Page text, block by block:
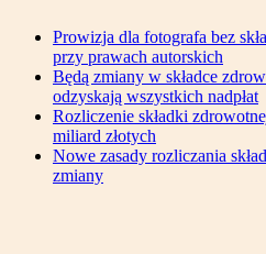
Prowizja dla fotografa bez
przy prawach autorskich
Będą zmiany w składce
odzyskają wszystkich nadpłat
Rozliczenie składki
miliard złotych
Nowe zasady rozliczania
zmiany